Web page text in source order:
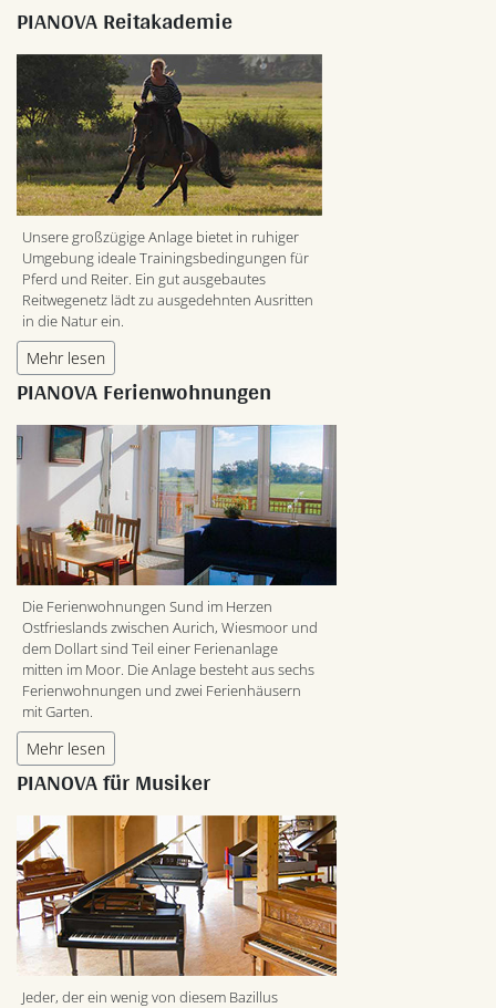
PIANOVA Reitakademie
Unsere großzügige Anlage bietet in ruhiger
Umgebung ideale Trainingsbedingungen für
Pferd und Reiter. Ein gut ausgebautes
Reitwegenetz lädt zu ausgedehnten Ausritten
in die Natur ein.
Mehr lesen
PIANOVA Ferienwohnungen
Die Ferienwohnungen Sund im Herzen
Ostfrieslands zwischen Aurich, Wiesmoor und
dem Dollart sind Teil einer Ferienanlage
mitten im Moor. Die Anlage besteht aus sechs
Ferienwohnungen und zwei Ferienhäusern
mit Garten.
Mehr lesen
PIANOVA für Musiker
Jeder, der ein wenig von diesem Bazillus